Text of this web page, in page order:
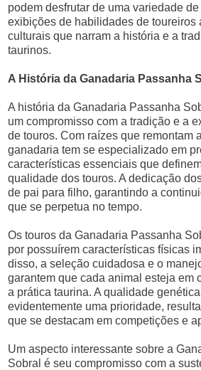
podem desfrutar de uma variedade
exibições de habilidades de toureiros
culturais que narram a história e a
taurinos.
A História da Ganadaria Passanha
A história da Ganadaria Passanha
um compromisso com a tradição e a
de touros. Com raízes que remontam
ganadaria tem se especializado em
características essenciais que
qualidade dos touros. A dedicação
de pai para filho, garantindo a
que se perpetua no tempo.
Os touros da Ganadaria Passanha
por possuírem características físicas
disso, a seleção cuidadosa e o
garantem que cada animal esteja em
a prática taurina. A qualidade
evidentemente uma prioridade,
que se destacam em competições e
Um aspecto interessante sobre a
Sobral é seu compromisso com a